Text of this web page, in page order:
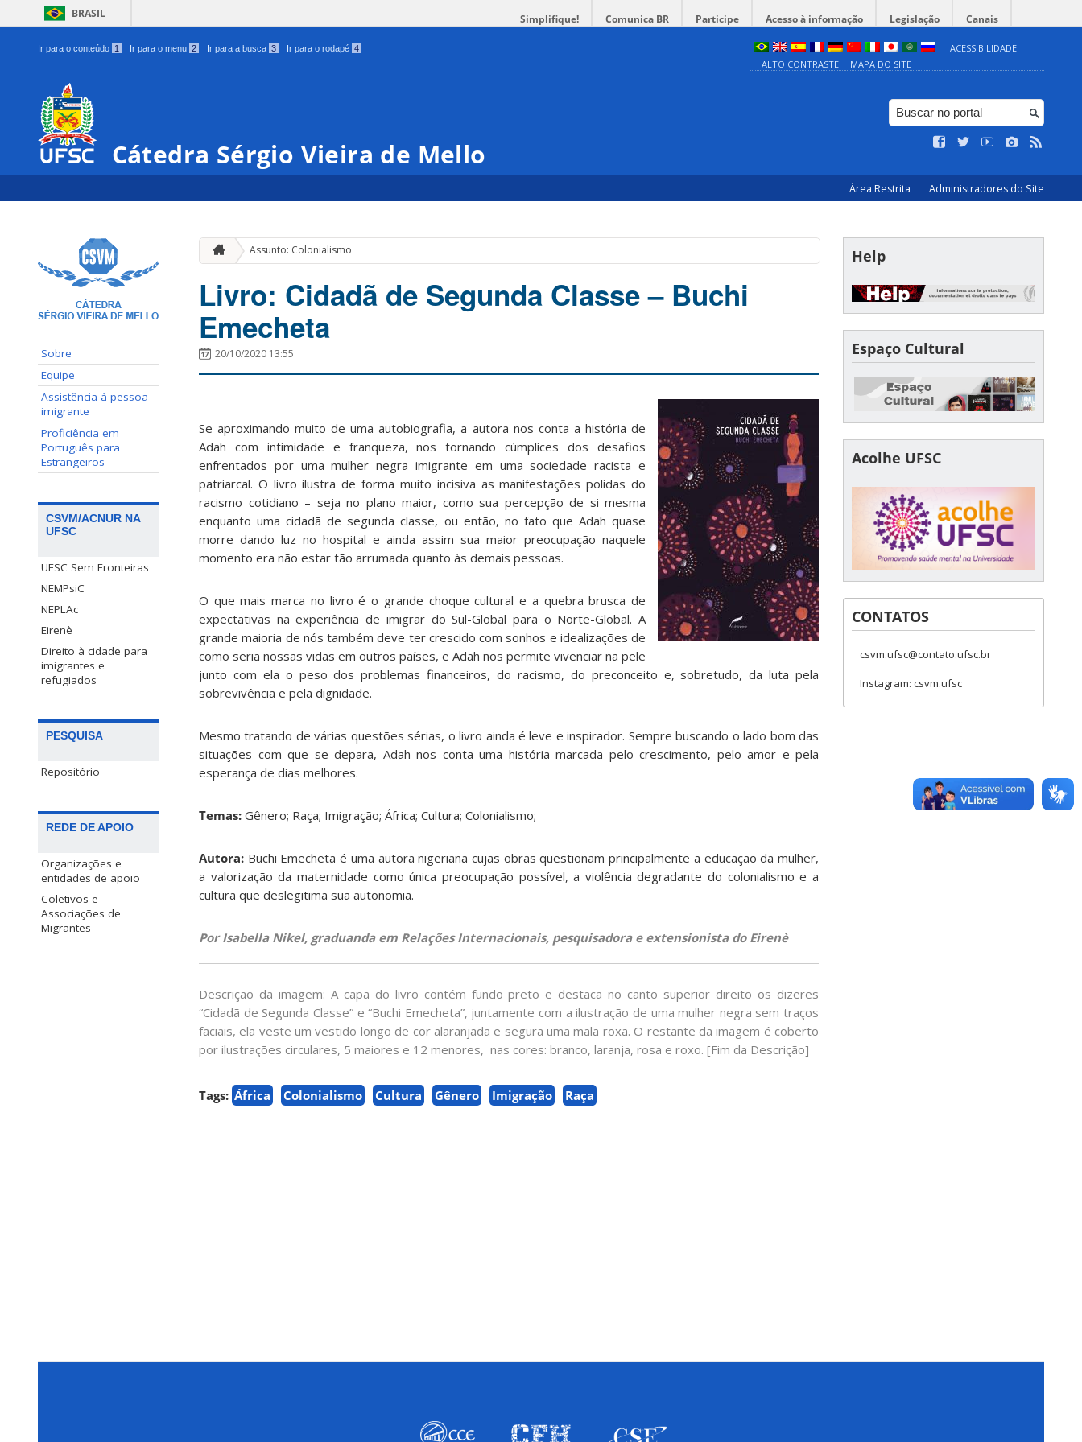
BRASIL Simplifique! Comunica BR Participe Acesso à informação Legislação Canais
Ir para o conteúdo 1 Ir para o menu 2 Ir para a busca 3 Ir para o rodapé 4
ACESSIBILIDADE
ALTO CONTRASTE
MAPA DO SITE
Cátedra Sérgio Vieira de Mello
Área Restrita Administradores do Site
Sobre
Equipe
Assistência à pessoa
imigrante
Proficiência em
Português para
Estrangeiros
CSVM/ACNUR NA
UFSC
UFSC Sem Fronteiras
NEMPsiC
NEPLAc
Eirenè
Direito à cidade para
imigrantes e
refugiados
PESQUISA
Repositório
REDE DE APOIO
Organizações e
entidades de apoio
Coletivos e
Associações de
Migrantes
Assunto: Colonialismo
Livro: Cidadã de Segunda Classe – Buchi
Emecheta
20/10/2020 13:55
Se aproximando muito de uma autobiografia, a autora nos conta a história de
Adah com intimidade e franqueza, nos tornando cúmplices dos desafios
enfrentados por uma mulher negra imigrante em uma sociedade racista e
patriarcal. O livro ilustra de forma muito incisiva as manifestações polidas do
racismo cotidiano – seja no plano maior, como sua percepção de si mesma
enquanto uma cidadã de segunda classe, ou então, no fato que Adah quase
morre dando luz no hospital e ainda assim sua maior preocupação naquele
momento era não estar tão arrumada quanto às demais pessoas.
O que mais marca no livro é o grande choque cultural e a quebra brusca de
expectativas na experiência de imigrar do Sul-Global para o Norte-Global. A
grande maioria de nós também deve ter crescido com sonhos e idealizações de
como seria nossas vidas em outros países, e Adah nos permite vivenciar na pele
junto com ela o peso dos problemas financeiros, do racismo, do preconceito e, sobretudo, da luta pela
sobrevivência e pela dignidade.
Mesmo tratando de várias questões sérias, o livro ainda é leve e inspirador. Sempre buscando o lado bom das
situações com que se depara, Adah nos conta uma história marcada pelo crescimento, pelo amor e pela
esperança de dias melhores.
Temas: Gênero; Raça; Imigração; África; Cultura; Colonialismo;
Autora: Buchi Emecheta é uma autora nigeriana cujas obras questionam principalmente a educação da mulher,
a valorização da maternidade como única preocupação possível, a violência degradante do colonialismo e a
cultura que deslegitima sua autonomia.
Por Isabella Nikel, graduanda em Relações Internacionais, pesquisadora e extensionista do Eirenè
Descrição da imagem: A capa do livro contém fundo preto e destaca no canto superior direito os dizeres
“Cidadã de Segunda Classe” e “Buchi Emecheta”, juntamente com a ilustração de uma mulher negra sem traços
faciais, ela veste um vestido longo de cor alaranjada e segura uma mala roxa. O restante da imagem é coberto
por ilustrações circulares, 5 maiores e 12 menores, nas cores: branco, laranja, rosa e roxo. [Fim da Descrição]
Tags: África Colonialismo Cultura Gênero Imigração Raça
Help
Espaço Cultural
Acolhe UFSC
CONTATOS
csvm.ufsc@contato.ufsc.br
Instagram: csvm.ufsc